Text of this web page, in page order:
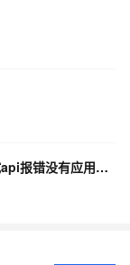
想对接钉钉文档知识库采用APIexplorer来测试api报错没有应用管理权限